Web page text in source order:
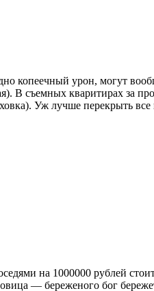
копеечный урон, могут
В съемных кваритирах за
Уж лучше перекрыть все
на 1000000 рублей
— береженого бог